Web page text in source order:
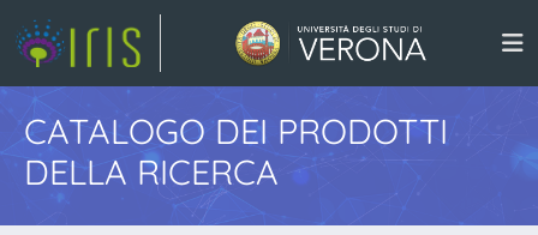
CATALOGO DEI PRODOTTI
DELLA RICERCA